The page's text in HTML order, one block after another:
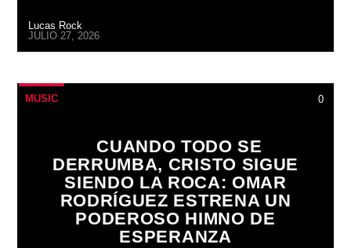
Lucas Rock
JULIO 27, 2026
MUSIC 0
CUANDO TODO SE
DERRUMBA, CRISTO SIGUE
SIENDO LA ROCA: OMAR
RODRÍGUEZ ESTRENA UN
PODEROSO HIMNO DE
ESPERANZA